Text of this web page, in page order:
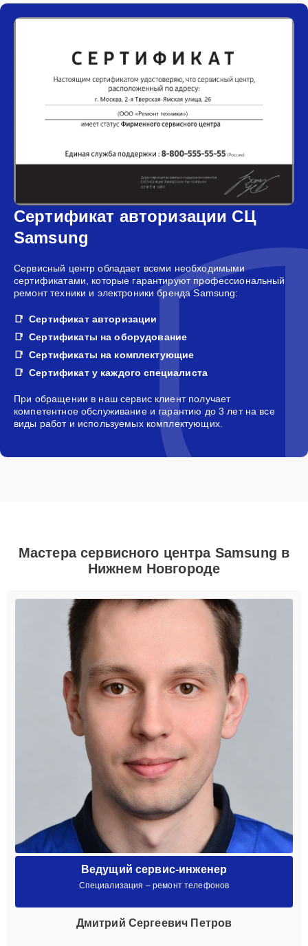
Сертификат авторизации СЦ
Samsung
Сервисный центр обладает всеми необходимыми
сертификатами, которые гарантируют профессиональный
ремонт техники и электроники бренда Samsung:
Сертификат авторизации
Сертификаты на оборудование
Сертификаты на комплектующие
Сертификат у каждого специалиста
При обращении в наш сервис клиент получает
компетентное обслуживание и гарантию до 3 лет на все
виды работ и используемых комплектующих.
Мастера сервисного центра Samsung в
Нижнем Новгороде
Ведущий сервис-инженер
Специализация – ремонт телефонов
Дмитрий Сергеевич Петров